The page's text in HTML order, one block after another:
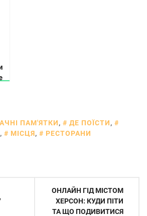
ПАМ'ЯТКИ, ДЕ ПОЇСТИ,
, МІСЦЯ, РЕСТОРАНИ
ОНЛАЙН ГІД МІСТОМ
ХЕРСОН: КУДИ ПІТИ
ТА ЩО ПОДИВИТИСЯ